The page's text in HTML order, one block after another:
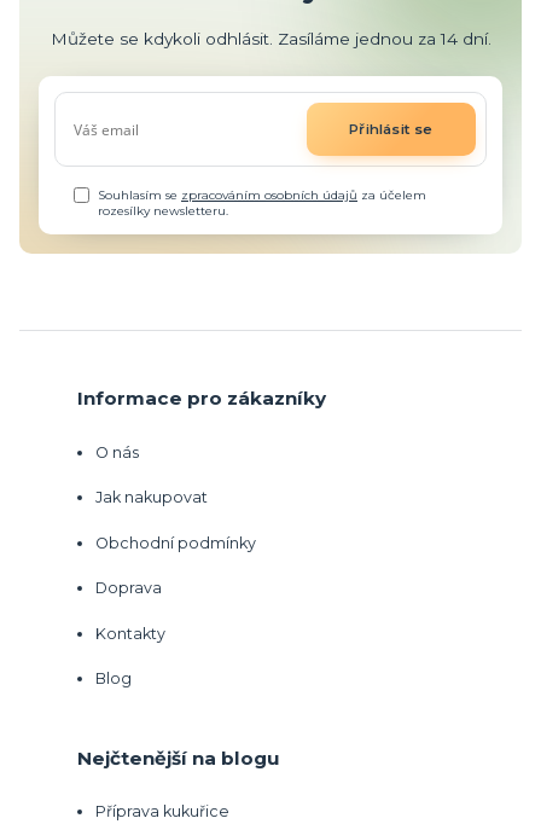
Můžete se kdykoli odhlásit. Zasíláme jednou za 14 dní.
Přihlásit se
Souhlasím se zpracováním osobních údajů za účelem
rozesílky newsletteru.
Informace pro zákazníky
O nás
Jak nakupovat
Obchodní podmínky
Doprava
Kontakty
Blog
Nejčtenější na blogu
Příprava kukuřice